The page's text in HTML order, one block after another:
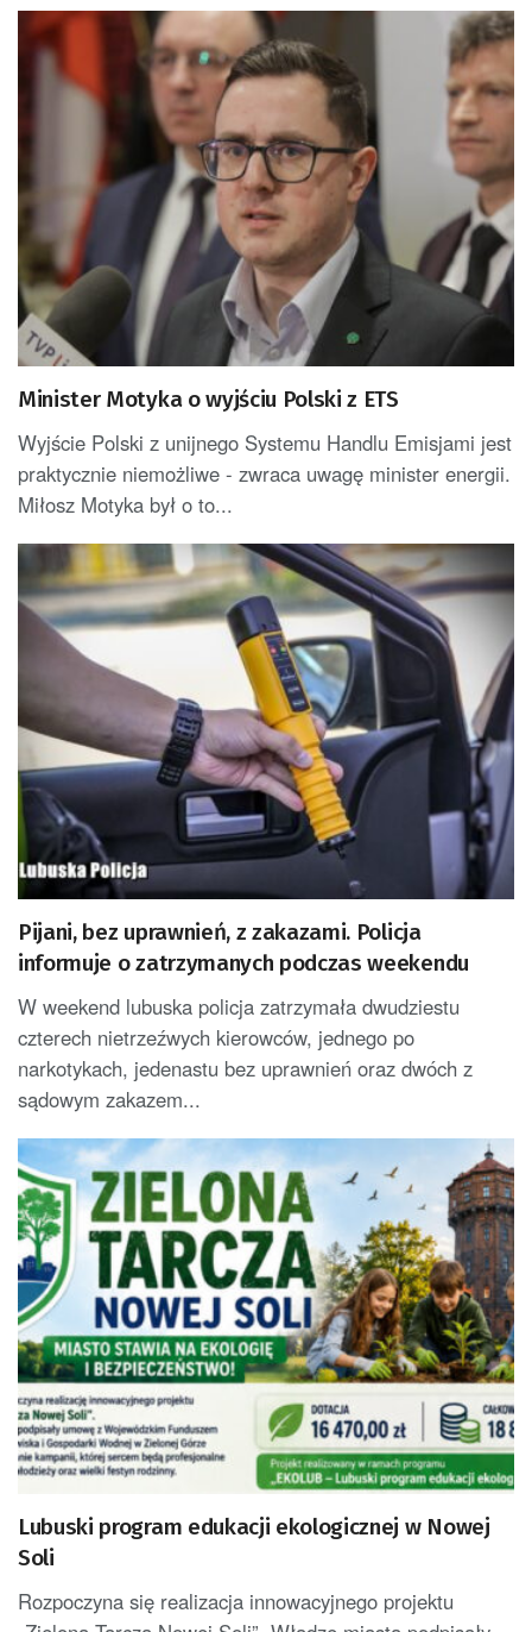
Minister Motyka o wyjściu Polski z ETS
Wyjście Polski z unijnego Systemu Handlu Emisjami jest
praktycznie niemożliwe - zwraca uwagę minister energii.
Miłosz Motyka był o to...
Pijani, bez uprawnień, z zakazami. Policja
informuje o zatrzymanych podczas weekendu
W weekend lubuska policja zatrzymała dwudziestu
czterech nietrzeźwych kierowców, jednego po
narkotykach, jedenastu bez uprawnień oraz dwóch z
sądowym zakazem...
Lubuski program edukacji ekologicznej w Nowej
Soli
Rozpoczyna się realizacja innowacyjnego projektu